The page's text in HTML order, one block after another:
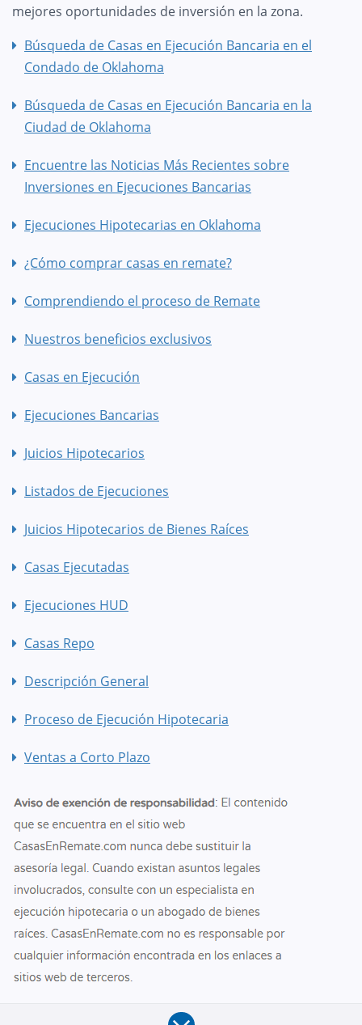
mejores oportunidades de inversión en la zona.
Búsqueda de Casas en Ejecución Bancaria en el
Condado de Oklahoma
Búsqueda de Casas en Ejecución Bancaria en la
Ciudad de Oklahoma
Encuentre las Noticias Más Recientes sobre
Inversiones en Ejecuciones Bancarias
Ejecuciones Hipotecarias en Oklahoma
¿Cómo comprar casas en remate?
Comprendiendo el proceso de Remate
Nuestros beneficios exclusivos
Casas en Ejecución
Ejecuciones Bancarias
Juicios Hipotecarios
Listados de Ejecuciones
Juicios Hipotecarios de Bienes Raíces
Casas Ejecutadas
Ejecuciones HUD
Casas Repo
Descripción General
Proceso de Ejecución Hipotecaria
Ventas a Corto Plazo